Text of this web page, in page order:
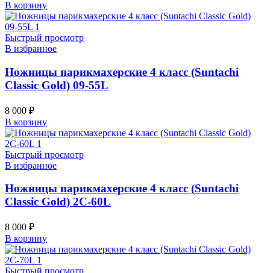
В корзину
Быстрый просмотр
В избранное
Ножницы парикмахерские 4 класс (Suntachi
Classic Gold) 09-55L
8 000 ₽
В корзину
Быстрый просмотр
В избранное
Ножницы парикмахерские 4 класс (Suntachi
Classic Gold) 2C-60L
8 000 ₽
В корзину
Быстрый просмотр